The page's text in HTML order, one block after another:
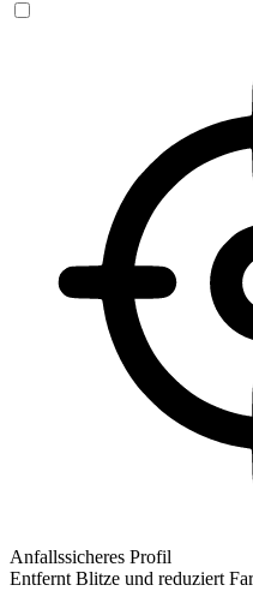
Anfallssicheres Profil
Entfernt Blitze und reduziert